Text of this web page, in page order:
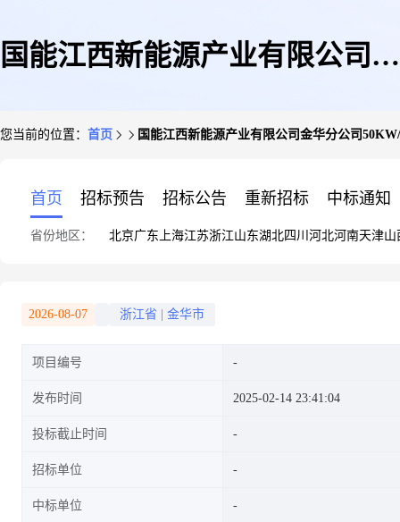
国能江西新能源产业有限公司金
您当前的位置： 首页 国能江西新能源产业有限公司金华分公司
首页 招标预告 招标公告 重新招标 中标通知
省份地区： 北京广东 上海江苏浙江山东湖北四川 河北河南天津山
2026-08-07 浙江省 金华市
项目编号
发布时间 2025-02-14 23:41:04
投标截止时间
招标单位
中标单位